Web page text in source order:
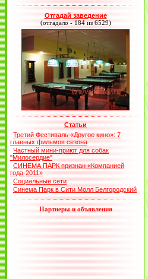
Отгадай заведение
(отгадало - 184 из 6529)
Статьи
Третий Фестиваль «Другое кино»: 7
главных фильмов сезона
Частный мини-приют для собак
"Милосердие"
СИНЕМА ПАРК признан «Компанией
года-2011»
Социальные сети
Синема Парк в Сити Молл Белгородский
Партнеры и объявления